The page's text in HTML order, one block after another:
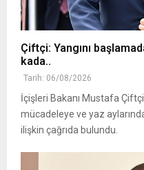
Çiftçi: Yangını
kada..
Tarih: 06/08/2026
İçişleri Bakanı Mustafa
mücadeleye ve yaz
ilişkin çağrıda bulundu.